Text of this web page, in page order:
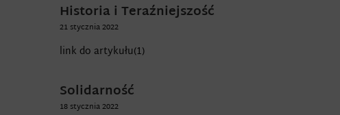
Historia i Teraźniejszość
21 stycznia 2022
link do artykułu(1)
Solidarność
18 stycznia 2022